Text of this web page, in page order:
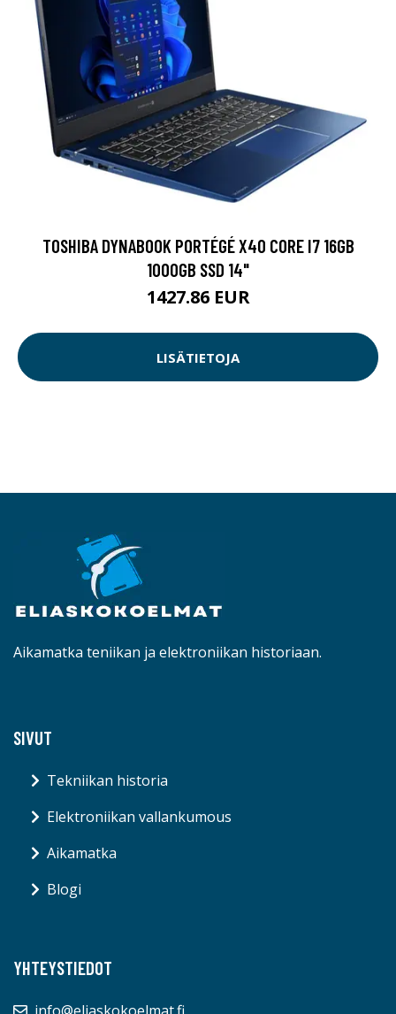
TOSHIBA DYNABOOK PORTÉGÉ X40 CORE I7 16GB
1000GB SSD 14"
1427.86 EUR
LISÄTIETOJA
Aikamatka teniikan ja elektroniikan historiaan.
SIVUT
Tekniikan historia
Elektroniikan vallankumous
Aikamatka
Blogi
YHTEYSTIEDOT